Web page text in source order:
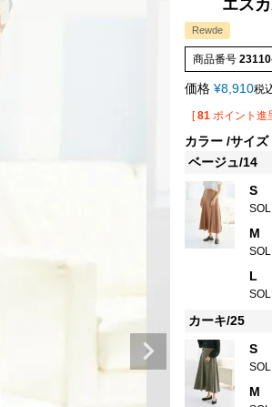
エス
Rewde
商品番号
価格 ¥8,910税
[ 81 ポイント進
カラー サイズ
ベージュ/14
S
M
L
カーキ/25
S
M